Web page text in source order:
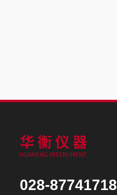
028-87741718